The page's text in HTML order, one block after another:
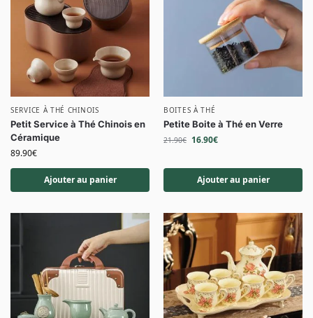
SERVICE À THÉ CHINOIS
Petit Service à Thé Chinois en
Céramique
89.90€
Ajouter au panier
BOITES À THÉ
Petite Boite à Thé en Verre
21.90€ 16.90€
Ajouter au panier